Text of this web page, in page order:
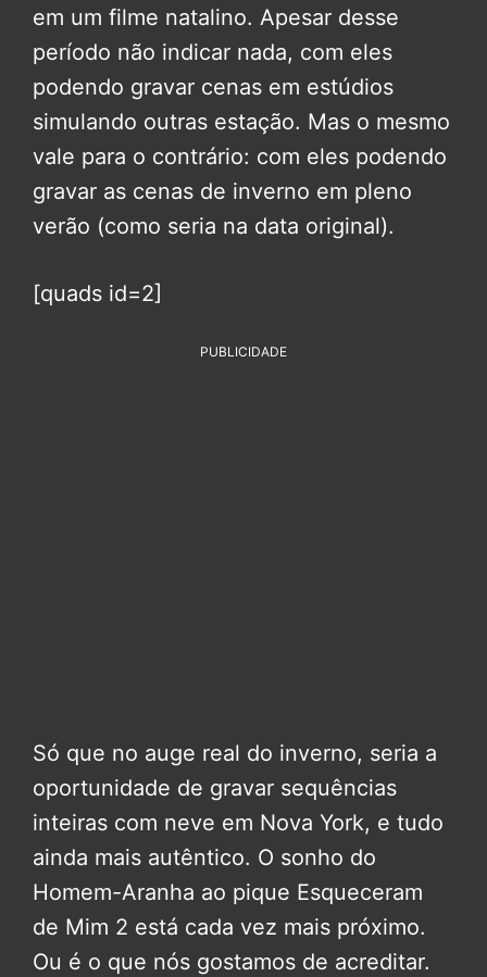
em um filme natalino. Apesar desse
período não indicar nada, com eles
podendo gravar cenas em estúdios
simulando outras estação. Mas o mesmo
vale para o contrário: com eles podendo
gravar as cenas de inverno em pleno
verão (como seria na data original).
[quads id=2]
PUBLICIDADE
Só que no auge real do inverno, seria a
oportunidade de gravar sequências
inteiras com neve em Nova York, e tudo
ainda mais autêntico. O sonho do
Homem-Aranha ao pique Esqueceram
de Mim 2 está cada vez mais próximo.
Ou é o que nós gostamos de acreditar.